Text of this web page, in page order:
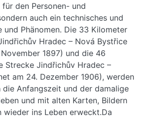
für den Personen- und
auch ein technisches und
und Phänomen. Die 33 Kilometer
Hradec – Nová Bystřice
1897) und die 46
Strecke Jindřichův Hradec –
am 24. Dezember 1906), werden
die Anfangszeit und der damalige
und mit alten Karten, Bildern
wieder ins Leben erweckt.Da